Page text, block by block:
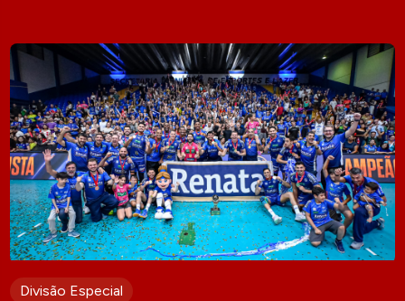
Divisão Especial